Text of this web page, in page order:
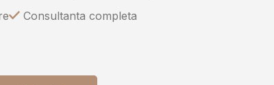
Consultanta completa